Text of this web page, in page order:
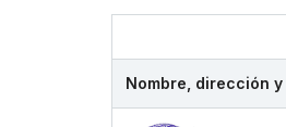
Nombre, dirección